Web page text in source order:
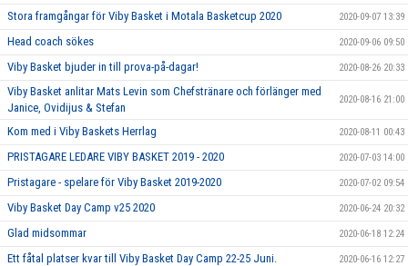
Stora framgångar för Viby Basket i Motala Basketcup 2020 2020-09-07 13:39
Head coach sökes 2020-09-06 09:50
Viby Basket bjuder in till prova-på-dagar! 2020-08-26 20:33
Viby Basket anlitar Mats Levin som Chefstränare och förlänger med
Janice, Ovidijus & Stefan
2020-08-16 21:00
Kom med i Viby Baskets Herrlag 2020-08-11 00:43
PRISTAGARE LEDARE VIBY BASKET 2019 - 2020 2020-07-03 14:00
Pristagare - spelare för Viby Basket 2019-2020 2020-07-02 09:54
Viby Basket Day Camp v25 2020 2020-06-24 20:32
Glad midsommar 2020-06-18 12:24
Ett fåtal platser kvar till Viby Basket Day Camp 22-25 Juni. 2020-06-16 12:27